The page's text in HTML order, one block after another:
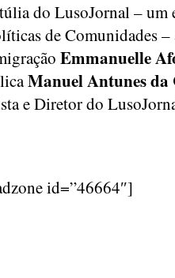
do LusoJornal – um
de Comunidades
Emmanuelle
Manuel Antunes da
e Diretor do
id=”46664″]